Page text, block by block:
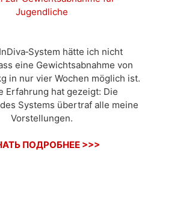
hätte ich nicht
eine Gewichtsabnahme von
in nur vier Wochen möglich ist.
Erfahrung hat gezeigt: Die
Systems übertraf alle meine
Vorstellungen.
ПОДРОБНЕЕ >>>